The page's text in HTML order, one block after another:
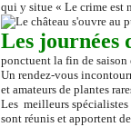
qui y situe « Le crime est
Les journées
ponctuent la fin de saison
Un rendez-vous
et amateurs de plantes
Les meilleurs
sont réunis et apportent